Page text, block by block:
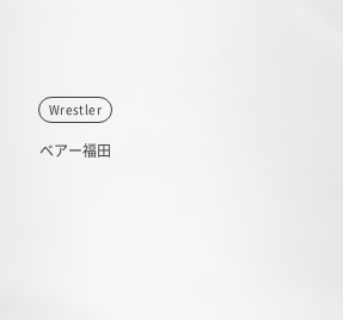
Wrestler
ベアー福田